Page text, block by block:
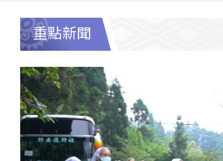
重點新聞